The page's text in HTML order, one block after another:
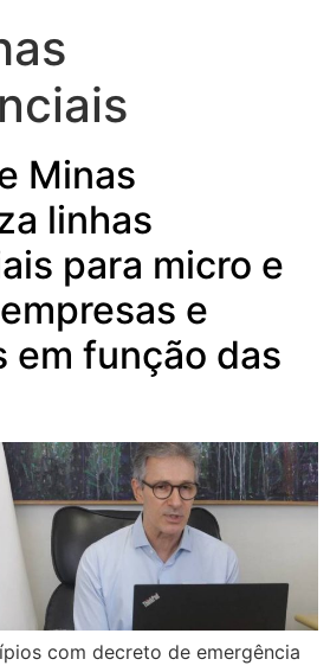
Minas
linhas
para micro e
e
em função das
com decreto de emergência